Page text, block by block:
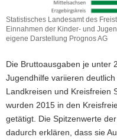
Statistisches Landesamt des
Einnahmen der Kinder- und
eigene Darstellung Prognos AG
Die Bruttoausgaben je unter
Jugendhilfe variieren
Landkreisen und Kreisfreien
wurden 2015 in den
getätigt. Die Spitzenwerte
dadurch erklären, dass sie